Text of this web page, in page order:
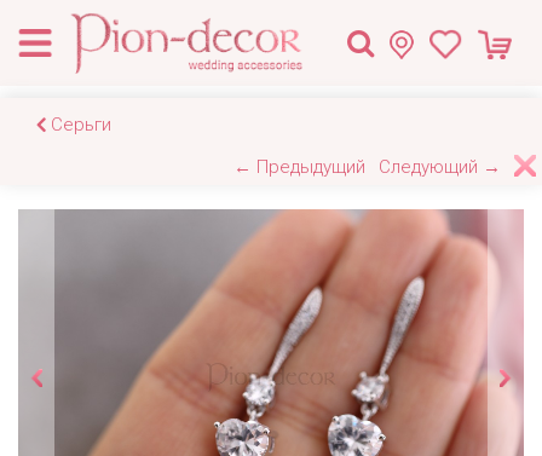
Серьги
← Предыдущий
Следующий →